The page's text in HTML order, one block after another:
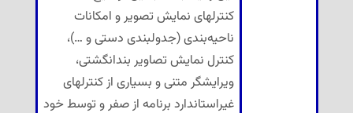
کنترلهای نمایش تصویر و امکانات
ناحیه‌بندی (جدولبندی دستی و …)،
کنترل نمایش تصاویر بندانگشتی،
ویرایشگر متنی و بسیاری از کنترلهای
غیراستاندارد برنامه از صفر و توسط خود